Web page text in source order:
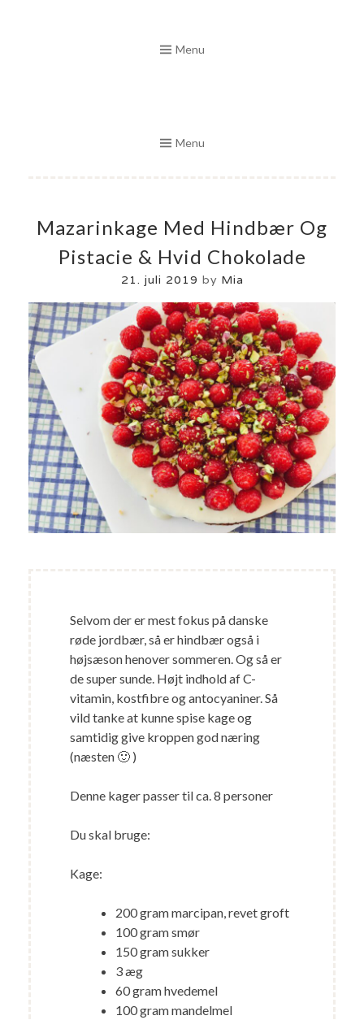
Menu
Menu
Mazarinkage Med Hindbær Og
Pistacie & Hvid Chokolade
21. juli 2019 by Mia
Selvom der er mest fokus på danske
røde jordbær, så er hindbær også i
højsæson henover sommeren. Og så er
de super sunde. Højt indhold af C-
vitamin, kostfibre og antocyaniner. Så
vild tanke at kunne spise kage og
samtidig give kroppen god næring
(næsten 🙂 )
Denne kager passer til ca. 8 personer
Du skal bruge:
Kage:
200 gram marcipan, revet groft
100 gram smør
150 gram sukker
3 æg
60 gram hvedemel
100 gram mandelmel